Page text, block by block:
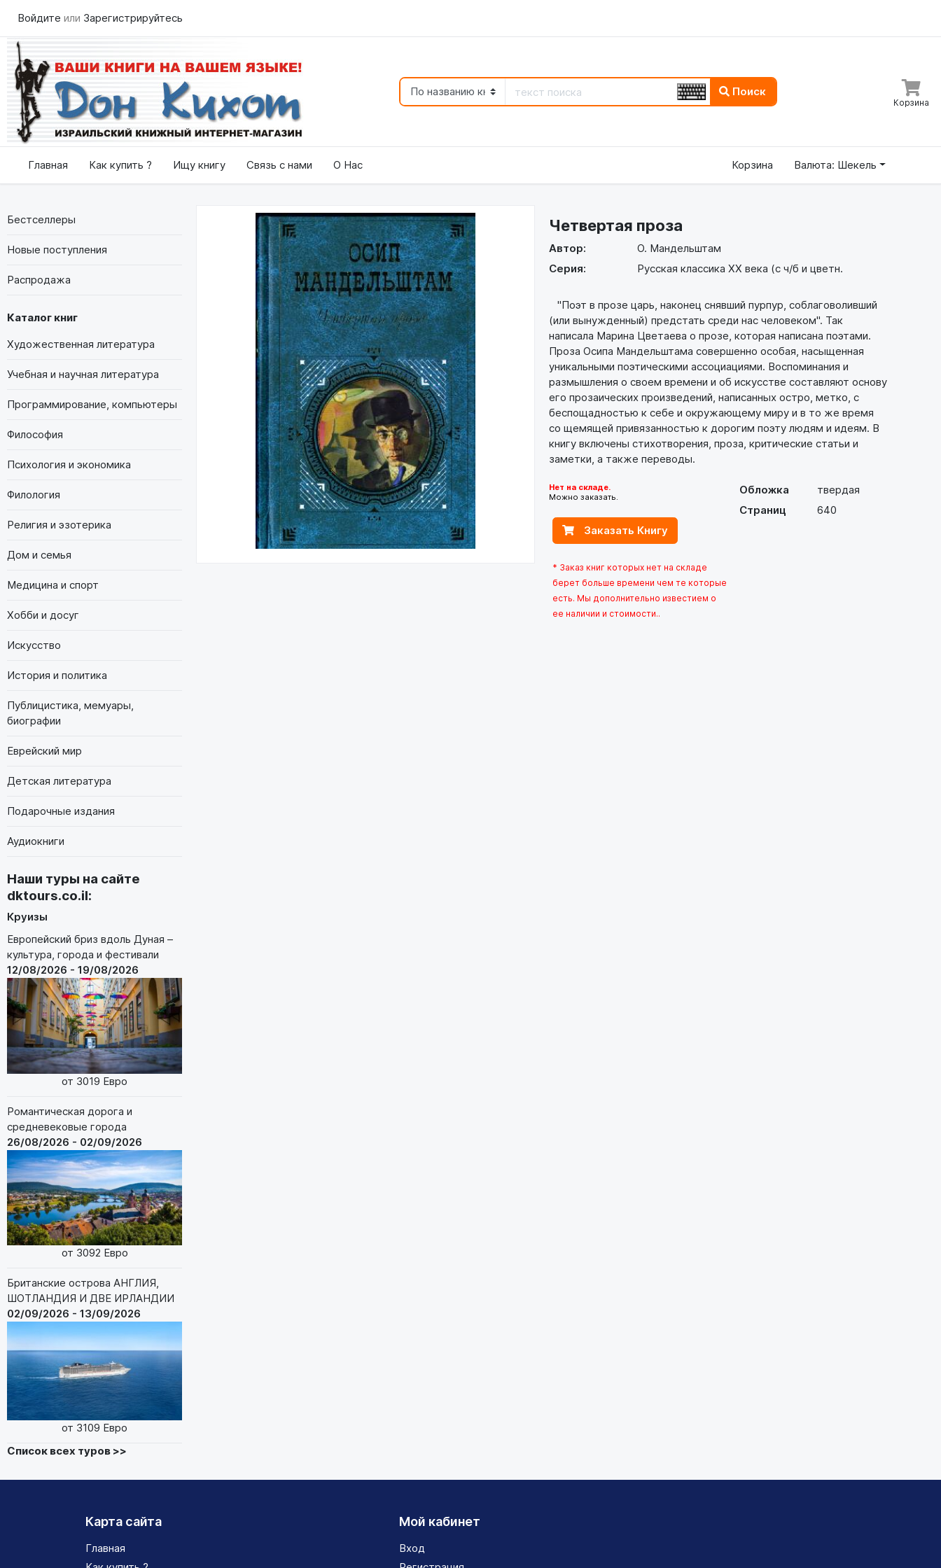
Войдите или Зарегистрируйтесь
Поиск
Корзина
Главная Как купить ? Ищу книгу Связь с нами О Нас Корзина Валюта: Шекель
Бестселлеры
Новые поступления
Распродажа
Каталог книг
Художественная литература
Учебная и научная литература
Программирование, компьютеры
Философия
Психология и экономика
Филология
Религия и эзотерика
Дом и семья
Медицина и спорт
Хобби и досуг
Искусство
История и политика
Публицистика, мемуары,
биографии
Еврейский мир
Детская литература
Подарочные издания
Аудиокниги
Наши туры на сайте
dktours.co.il:
Круизы
Европейский бриз вдоль Дуная –
культура, города и фестивали
12/08/2026 - 19/08/2026
от 3019 Евро
Романтическая дорога и
средневековые города
26/08/2026 - 02/09/2026
от 3092 Евро
Британские острова АНГЛИЯ,
ШОТЛАНДИЯ И ДВЕ ИРЛАНДИИ
02/09/2026 - 13/09/2026
от 3109 Евро
Список всех туров >>
Четвертая проза
Автор:
О. Мандельштам
Серия:
Русская классика XX века (с ч/б и цветн.
"Поэт в прозе царь, наконец снявший пурпур, соблаговоливший
(или вынужденный) предстать среди нас человеком". Так
написала Марина Цветаева о прозе, которая написана поэтами.
Проза Осипа Мандельштама совершенно особая, насыщенная
уникальными поэтическими ассоциациями. Воспоминания и
размышления о своем времени и об искусстве составляют основу
его прозаических произведений, написанных остро, метко, с
беспощадностью к себе и окружающему миру и в то же время
со щемящей привязанностью к дорогим поэту людям и идеям. В
книгу включены стихотворения, проза, критические статьи и
заметки, а также переводы.
Обложка
твердая
Страниц
640
Нет на складе.
Можно заказать.
Заказать Книгу
* Заказ книг которых нет на складе
берет больше времени чем те которые
есть. Мы дополнительно известием о
ее наличии и стоимости..
Карта сайта
Главная
Мой кабинет
Вход